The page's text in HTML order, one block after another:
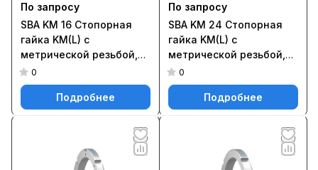
По запросу
SBA KM 16 Стопорная
гайка KM(L) с
метрической резьбой,
фиксируемая на валу с
помощью стопорной
шайбы MB(L) или MB ..A
0
Подробнее
По запросу
SBA KM 24 Стопорная
гайка KM(L) с
метрической резьбой,
фиксируемая на валу с
помощью стопорной
шайбы MB(L) или MB ..A
0
Подробнее